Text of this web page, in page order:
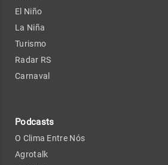
El Niño
La Niña
Turismo
Radar RS
Carnaval
Podcasts
O Clima Entre Nós
Agrotalk